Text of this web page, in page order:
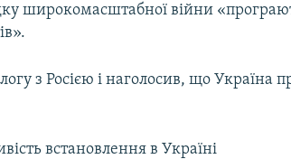
широкомасштабної війни
з Росією і наголосив, що Україна
встановлення в Україні